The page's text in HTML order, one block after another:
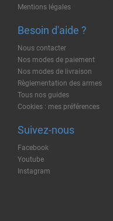
Mentions légales
Besoin d'aide ?
Nous contacter
Nos modes de paiement
Nos modes de livraison
Règlementation des armes
Tous nos guides
Cookies : mes préférences
Suivez-nous
Facebook
Youtube
Instagram